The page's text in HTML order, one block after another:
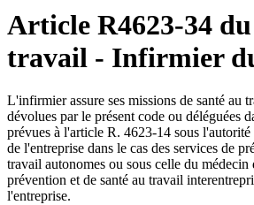
Article R4623-34
travail - Infirmier
L'infirmier assure ses missions de santé au
dévolues par le présent code ou déléguées
prévues à l'article R. 4623-14 sous
de l'entreprise dans le cas des services de
travail autonomes ou sous celle du
prévention et de santé au travail
l'entreprise.